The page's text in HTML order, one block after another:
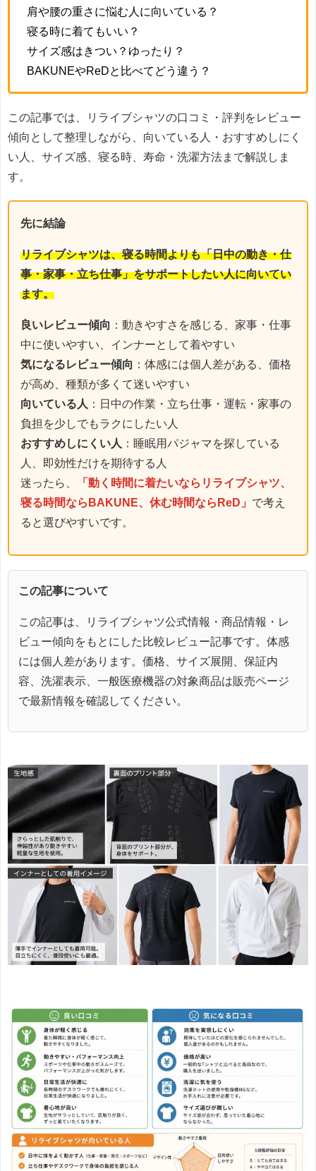
肩や腰の重さに悩む人に向いている？
寝る時に着てもいい？
サイズ感はきつい？ゆったり？
BAKUNEやReDと比べてどう違う？
この記事では、リライブシャツの口コミ・評判をレビュー
傾向として整理しながら、向いている人・おすすめしにく
い人、サイズ感、寝る時、寿命・洗濯方法まで解説しま
す。
先に結論
リライブシャツは、寝る時間よりも「日中の動き・仕
事・家事・立ち仕事」をサポートしたい人に向いてい
ます。
良いレビュー傾向 ：動きやすさを感じる、家事・仕事
中に使いやすい、インナーとして着やすい
気になるレビュー傾向 ：体感には個人差がある、価格
が高め、種類が多くて迷いやすい
向いている人
：日中の作業・立ち仕事・運転・家事の
負担を少しでもラクにしたい人
おすすめしにくい人
：睡眠用パジャマを探している
人、即効性だけを期待する人
迷ったら、
「動く時間に着たいならリライブシャツ、
寝る時間ならBAKUNE、休む時間ならReD」 で考え
ると選びやすいです。
この記事について
この記事は、リライブシャツ公式情報・商品情報・レ
ビュー傾向をもとにした比較レビュー記事です。体感
には個人差があります。価格、サイズ展開、保証内
容、洗濯表示、一般医療機器の対象商品は販売ページ
で最新情報を確認してください。